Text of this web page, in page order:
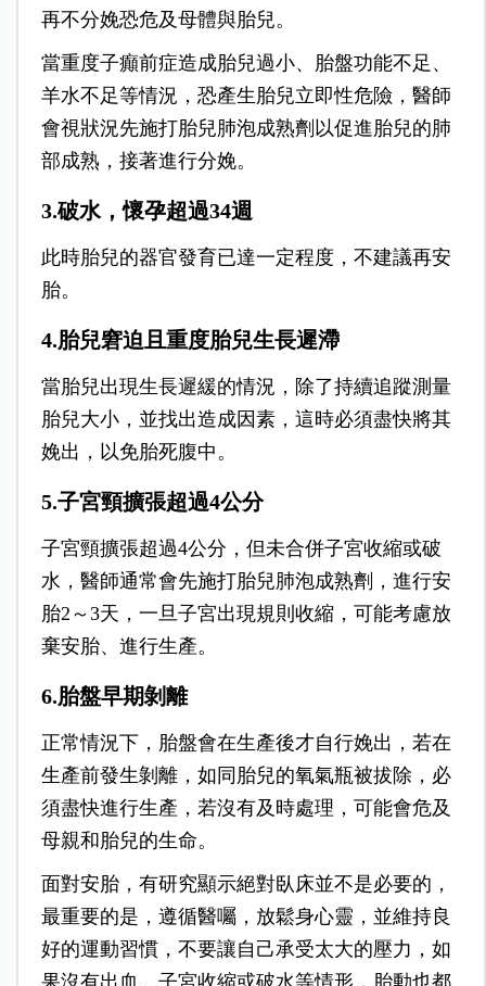
再不分娩恐危及母體與胎兒。
當重度子癲前症造成胎兒過小、胎盤功能不足、
羊水不足等情況，恐產生胎兒立即性危險，醫師
會視狀況先施打胎兒肺泡成熟劑以促進胎兒的肺
部成熟，接著進行分娩。
3.破水，懷孕超過34週
此時胎兒的器官發育已達一定程度，不建議再安
胎。
4.胎兒窘迫且重度胎兒生長遲滯
當胎兒出現生長遲緩的情況，除了持續追蹤測量
胎兒大小，並找出造成因素，這時必須盡快將其
娩出，以免胎死腹中。
5.子宮頸擴張超過4公分
子宮頸擴張超過4公分，但未合併子宮收縮或破
水，醫師通常會先施打胎兒肺泡成熟劑，進行安
胎2～3天，一旦子宮出現規則收縮，可能考慮放
棄安胎、進行生產。
6.胎盤早期剝離
正常情況下，胎盤會在生產後才自行娩出，若在
生產前發生剝離，如同胎兒的氧氣瓶被拔除，必
須盡快進行生產，若沒有及時處理，可能會危及
母親和胎兒的生命。
面對安胎，有研究顯示絕對臥床並不是必要的，
最重要的是，遵循醫囑，放鬆身心靈，並維持良
好的運動習慣，不要讓自己承受太大的壓力，如